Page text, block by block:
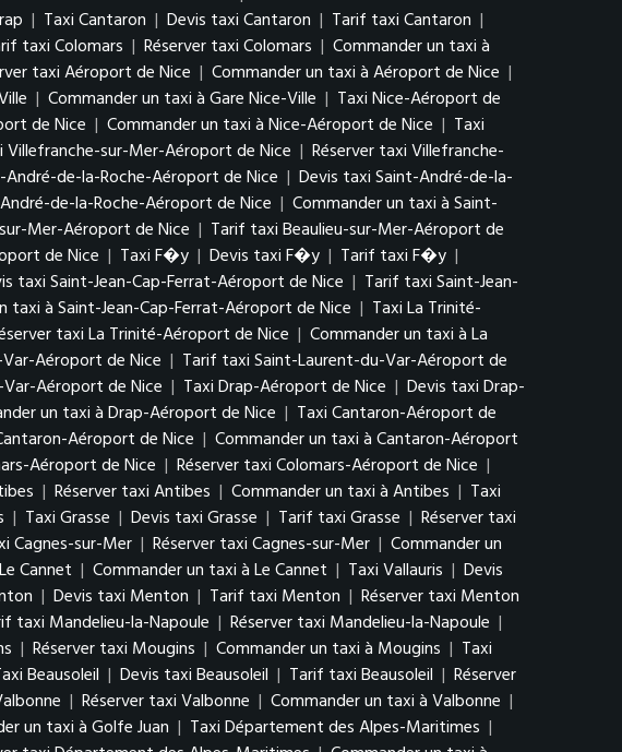
| Taxi Cantaron | Devis taxi Cantaron | Tarif taxi Cantaron |
taxi Colomars | Réserver taxi Colomars | Commander un taxi à
taxi Aéroport de Nice | Commander un taxi à Aéroport de Nice |
| Commander un taxi à Gare Nice-Ville | Taxi Nice-Aéroport de
de Nice | Commander un taxi à Nice-Aéroport de Nice | Taxi
sur-Mer-Aéroport de Nice | Réserver taxi Villefranche-
André-de-la-Roche-Aéroport de Nice | Devis taxi Saint-André-de-la-
de-la-Roche-Aéroport de Nice | Commander un taxi à Saint-
Mer-Aéroport de Nice | Tarif taxi Beaulieu-sur-Mer-Aéroport de
de Nice | Taxi F�y | Devis taxi F�y | Tarif taxi F�y |
taxi Saint-Jean-Cap-Ferrat-Aéroport de Nice | Tarif taxi Saint-Jean-
taxi à Saint-Jean-Cap-Ferrat-Aéroport de Nice | Taxi La Trinité-
taxi La Trinité-Aéroport de Nice | Commander un taxi à La
Aéroport de Nice | Tarif taxi Saint-Laurent-du-Var-Aéroport de
Aéroport de Nice | Taxi Drap-Aéroport de Nice | Devis taxi Drap-
un taxi à Drap-Aéroport de Nice | Taxi Cantaron-Aéroport de
Aéroport de Nice | Commander un taxi à Cantaron-Aéroport
Aéroport de Nice | Réserver taxi Colomars-Aéroport de Nice |
| Réserver taxi Antibes | Commander un taxi à Antibes | Taxi
| Taxi Grasse | Devis taxi Grasse | Tarif taxi Grasse | Réserver taxi
Cagnes-sur-Mer | Réserver taxi Cagnes-sur-Mer | Commander un
Cannet | Commander un taxi à Le Cannet | Taxi Vallauris | Devis
| Devis taxi Menton | Tarif taxi Menton | Réserver taxi Menton
taxi Mandelieu-la-Napoule | Réserver taxi Mandelieu-la-Napoule |
| Réserver taxi Mougins | Commander un taxi à Mougins | Taxi
Beausoleil | Devis taxi Beausoleil | Tarif taxi Beausoleil | Réserver
| Réserver taxi Valbonne | Commander un taxi à Valbonne |
un taxi à Golfe Juan | Taxi Département des Alpes-Maritimes |